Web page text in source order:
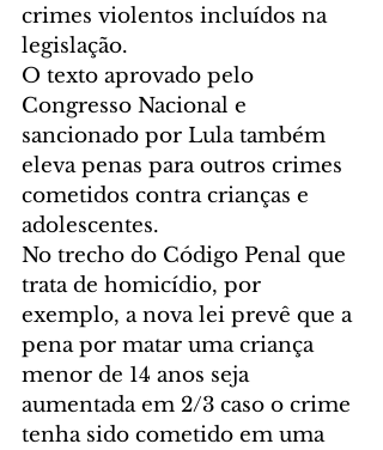
crimes violentos incluídos na
legislação.
O texto aprovado pelo
Congresso Nacional e
sancionado por Lula também
eleva penas para outros crimes
cometidos contra crianças e
adolescentes.
No trecho do Código Penal que
trata de homicídio, por
exemplo, a nova lei prevê que a
pena por matar uma criança
menor de 14 anos seja
aumentada em 2/3 caso o crime
tenha sido cometido em uma